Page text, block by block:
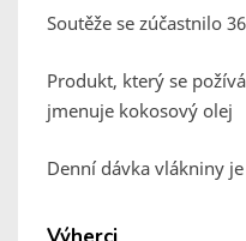
Soutěže se zúčastnilo
Produkt, který se
jmenuje kokosový olej
Denní dávka vlákniny je